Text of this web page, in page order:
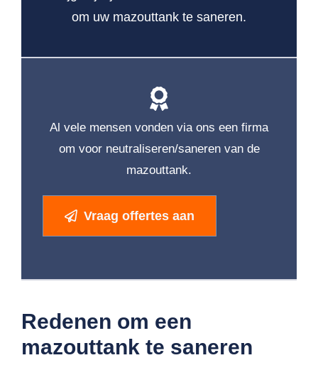
om uw mazouttank te saneren.
Al vele mensen vonden via ons een firma
om voor neutraliseren/saneren van de
mazouttank.
Vraag offertes aan
Redenen om een
mazouttank te saneren